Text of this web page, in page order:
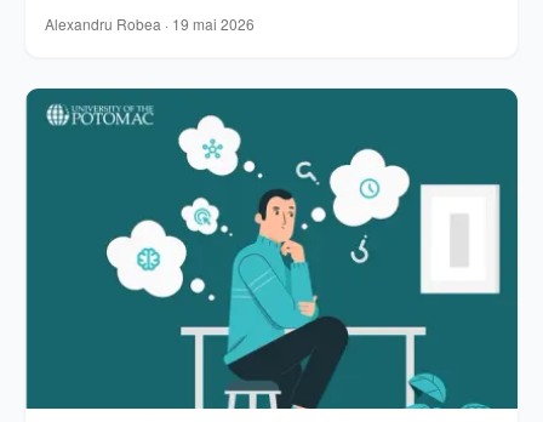
Alexandru Robea · 19 mai 2026